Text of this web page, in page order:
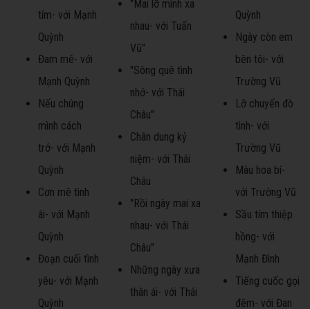
tím- với Mạnh
Quỳnh
Đam mê- với
Mạnh Quỳnh
Nếu chúng
mình cách
trở- với Mạnh
Quỳnh
Cơn mê tình
ái- với Mạnh
Quỳnh
Đoạn cuối tình
yêu- với Mạnh
Quỳnh
"Mai lỡ mình xa
nhau- với Tuấn
Vũ"
"Sông quê tình
nhớ- với Thái
Châu"
Chân dung kỷ
niệm- với Thái
Châu
"Rồi ngày mai xa
nhau- với Thái
Châu"
Những ngày xưa
thân ái- với Thái
Quỳnh
Ngày còn em
bên tôi- với
Trường Vũ
Lỡ chuyến đò
tình- với
Trường Vũ
Màu hoa bí-
với Trường Vũ
Sầu tím thiệp
hồng- với
Mạnh Đình
Tiếng cuốc gọi
đêm- với Đan